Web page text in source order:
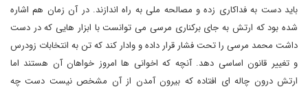
باید دست به فداکاری زده و مصالحه ملی به راه اندازند. در آن زمان هم اشاره
شده بود که ارتش به جای برکناری مرسی می توانست با ابزار هایی که در دست
داشت محمد مرسی را تحت فشار قرار داده و وادار کند که تن به انتخابات زودرس
و تغییر قانون اساسی دهد. آنچه که اخوانی ها امروز خواهان آن هستند اما
ارتش درون چاله ای افتاده که بیرون آمدن از آن مشخص نیست دست چه